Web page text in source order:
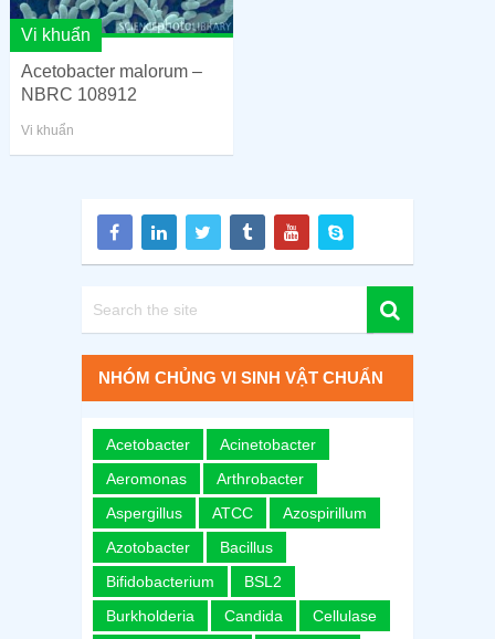
Vi khuẩn
Acetobacter malorum –
NBRC 108912
Vi khuẩn
NHÓM CHỦNG VI SINH VẬT CHUẨN
Acetobacter
Acinetobacter
Aeromonas
Arthrobacter
Aspergillus
ATCC
Azospirillum
Azotobacter
Bacillus
Bifidobacterium
BSL2
Burkholderia
Candida
Cellulase